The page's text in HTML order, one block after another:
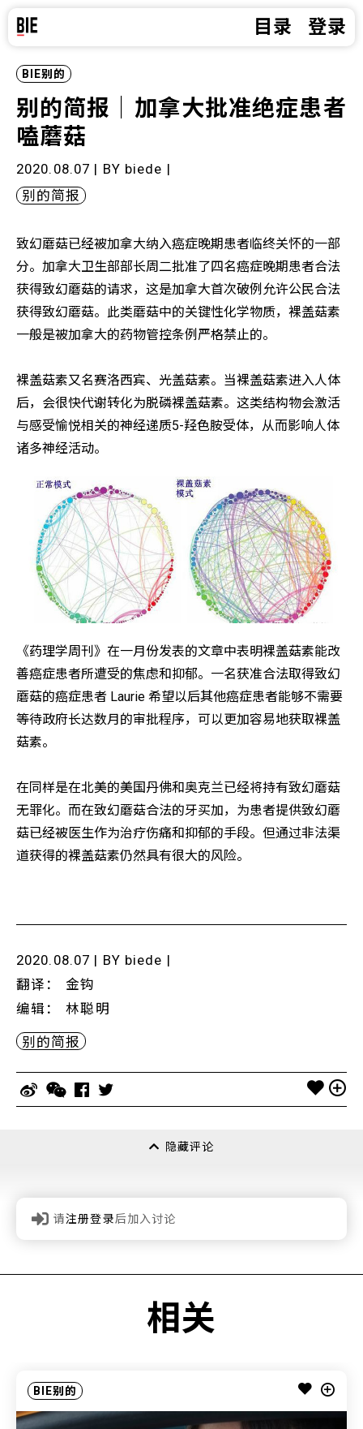
目录 登录
BIE别的
别的简报｜加拿大批准绝症患者
嗑蘑菇
2020.08.07 | BY biede |
别的简报
致幻蘑菇已经被加拿大纳入癌症晚期患者临终关怀的一部
分。加拿大卫生部部长周二批准了四名癌症晚期患者合法
获得致幻蘑菇的请求，这是加拿大首次破例允许公民合法
获得致幻蘑菇。此类蘑菇中的关键性化学物质，裸盖菇素
一般是被加拿大的药物管控条例严格禁止的。
裸盖菇素又名赛洛西宾、光盖菇素。当裸盖菇素进入人体
后，会很快代谢转化为脱磷裸盖菇素。这类结构物会激活
与感受愉悦相关的神经递质5-羟色胺受体，从而影响人体
诸多神经活动。
《药理学周刊》在一月份发表的文章中表明裸盖菇素能改
善癌症患者所遭受的焦虑和抑郁。一名获准合法取得致幻
蘑菇的癌症患者 Laurie 希望以后其他癌症患者能够不需要
等待政府长达数月的审批程序，可以更加容易地获取裸盖
菇素。
在同样是在北美的美国丹佛和奥克兰已经将持有致幻蘑菇
无罪化。而在致幻蘑菇合法的牙买加，为患者提供致幻蘑
菇已经被医生作为治疗伤痛和抑郁的手段。但通过非法渠
道获得的裸盖菇素仍然具有很大的风险。
2020.08.07 | BY biede |
翻译 ：
金钩
编辑 ： 林聪明
别的简报
隐藏评论
请注册登录后加入讨论
相关
BIE别的